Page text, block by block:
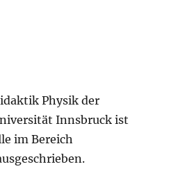
Physik der
Innsbruck ist
im Bereich